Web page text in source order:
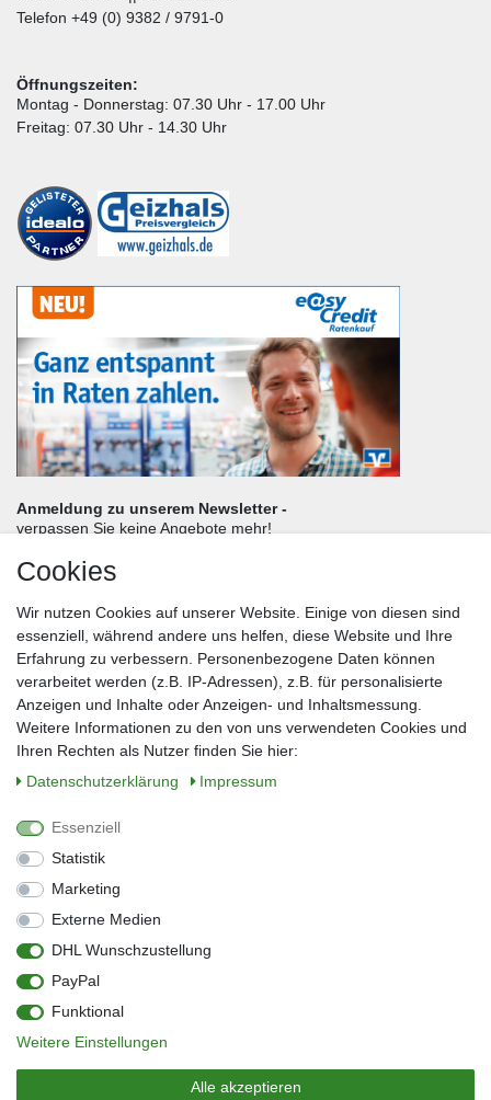
Telefon +49 (0) 9382 / 9791-0
Öffnungszeiten:
Montag - Donnerstag: 07.30 Uhr - 17.00 Uhr
Freitag: 07.30 Uhr - 14.30 Uhr
Anmeldung zu unserem Newsletter -
verpassen Sie keine Angebote mehr!
Nachname*
E-Mail*
Sie können den Newsletter jederzeit kostenlos abbestellen.
** gilt für Lieferungen innerhalb Deutschlands, Lieferzeiten für andere Länder
entnehmen Sie bitte der Schaltfläche mit den Versandinformationen
Widerrufs­recht
Kontakt
Barrierefreiheitserklärung
Zahlung & Versand
Vertrag widerrufen
© Copyright 2026 | Alle Rechte vorbehalten.
Cookies
Wir nutzen Cookies auf unserer Website. Einige von diesen sind
essenziell, während andere uns helfen, diese Website und Ihre
Erfahrung zu verbessern. Personenbezogene Daten können
verarbeitet werden (z.B. IP-Adressen), z.B. für personalisierte
Anzeigen und Inhalte oder Anzeigen- und Inhaltsmessung.
Weitere Informationen zu den von uns verwendeten Cookies und
Ihren Rechten als Nutzer finden Sie hier:
Daten­schutz­erklärung
Impressum
Essenziell
Statistik
Marketing
Externe Medien
DHL Wunschzustellung
PayPal
Funktional
Weitere Einstellungen
Alle akzeptieren